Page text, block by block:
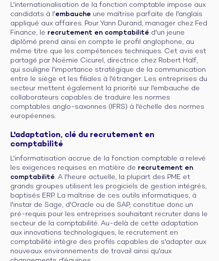
L'internationalisation de la fonction comptable impose aux
candidats à l'embauche une maîtrise parfaite de l'anglais
appliqué aux affaires. Pour Yann Durand, manager chez Fed
Finance, le recrutement en comptabilité d'un jeune
diplômé prend ainsi en compte le profil anglophone, au
même titre que les compétences techniques. Cet avis est
partagé par Noëmie Cicurel, directrice chez Robert Half,
qui souligne l'importance stratégique de la communication
entre le siège et les filiales à l'étranger. Les entreprises du
secteur mettent également la priorité sur l'embauche de
collaborateurs capables de traduire les normes
comptables anglo-saxonnes (IFRS) à l'échelle des normes
européennes.
L'adaptation, clé du recrutement en
comptabilité
L'informatisation accrue de la fonction comptable a relevé
les exigences requises en matière de recrutement en
comptabilité. A l'heure actuelle, la plupart des PME et
grands groupes utilisent les progiciels de gestion intégrés,
baptisés ERP. La maîtrise de ces outils informatiques, à
l'instar de Sage, d'Oracle ou de SAP, constitue donc un
pré-requis pour les entreprises souhaitant recruter dans le
secteur de la comptabilité. Au-delà de cette adaptation
aux innovations technologiques, le recrutement en
comptabilité intègre des profils capables de s'adapter aux
nouveaux environnements de travail ainsi qu'aux